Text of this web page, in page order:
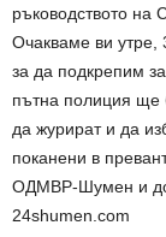
ръководството
Очакваме ви утре,
за да подкрепим
пътна полиция ще
да журират и да
поканени в
ОДМВР-Шумен и
24shumen.com